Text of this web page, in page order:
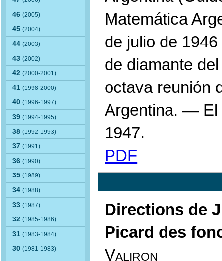
46(2005)
45(2004)
44(2003)
43(2002)
42(2000-2001)
41(1998-2000)
40(1996-1997)
39(1994-1995)
38(1992-1993)
37(1991)
36(1990)
35(1989)
34(1988)
33(1987)
32(1985-1986)
31(1983-1984)
30(1981-1983)
Matemática
de julio de
de diamante
octava reunión
Argentina. — El
1947.
PDF
Directions de
Picard des
Valiron